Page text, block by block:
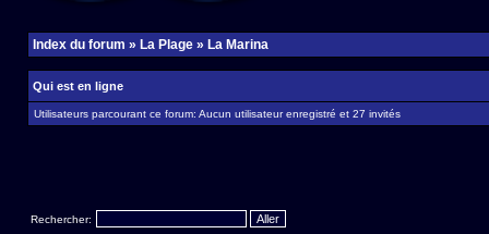
Index du forum » La Plage » La Marina
Qui est en ligne
Utilisateurs parcourant ce forum: Aucun utilisateur enregistré et 27 invités
Rechercher: